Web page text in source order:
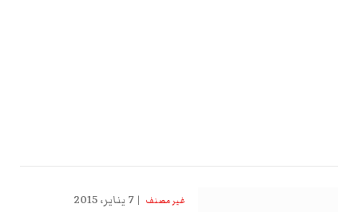
غير مصنف 7 يناير، 2015